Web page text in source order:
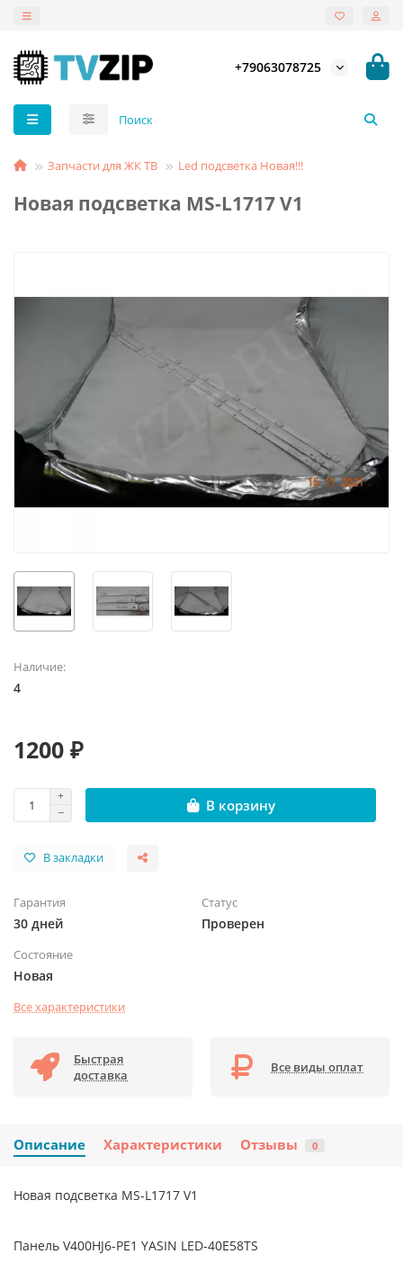
+79063078725
Запчасти для ЖК ТВ Led подсветка Новая!!!
Новая подсветка MS-L1717 V1
Наличие:
4
1200 ₽
В корзину
В закладки
Гарантия
30 дней
Статус
Проверен
Состояние
Новая
Все характеристики
Быстрая
доставка
Все виды оплат
Описание Характеристики Отзывы 0
Новая подсветка MS-L1717 V1
Панель V400HJ6-PE1 YASIN LED-40E58TS